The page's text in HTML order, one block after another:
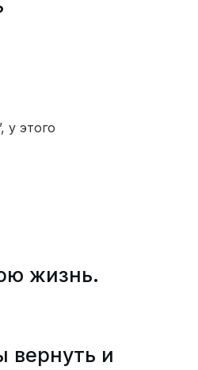
у этого
жизнь.
вернуть и